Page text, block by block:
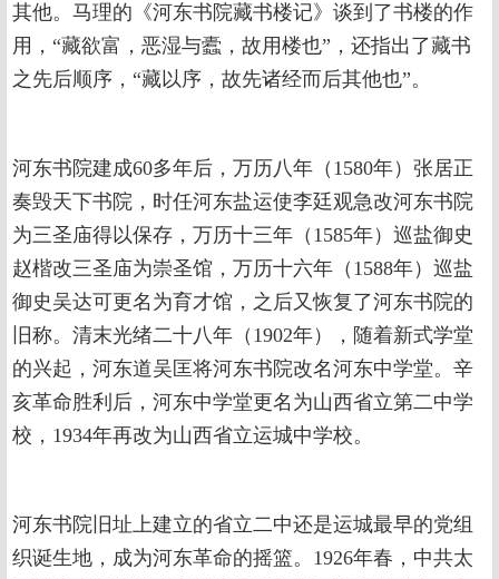
其他。马理的《河东书院藏书楼记》谈到了书楼的作
用，“藏欲富，恶湿与蠹，故用楼也”，还指出了藏书
之先后顺序，“藏以序，故先诸经而后其他也”。
河东书院建成60多年后，万历八年（1580年）张居正
奏毁天下书院，时任河东盐运使李廷观急改河东书院
为三圣庙得以保存，万历十三年（1585年）巡盐御史
赵楷改三圣庙为崇圣馆，万历十六年（1588年）巡盐
御史吴达可更名为育才馆，之后又恢复了河东书院的
旧称。清末光绪二十八年（1902年），随着新式学堂
的兴起，河东道吴匡将河东书院改名河东中学堂。辛
亥革命胜利后，河东中学堂更名为山西省立第二中学
校，1934年再改为山西省立运城中学校。
河东书院旧址上建立的省立二中还是运城最早的党组
织诞生地，成为河东革命的摇篮。1926年春，中共太